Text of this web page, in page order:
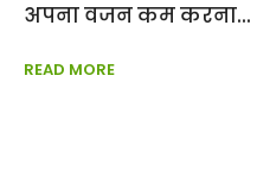
अपना वजन कम करना
READ MORE